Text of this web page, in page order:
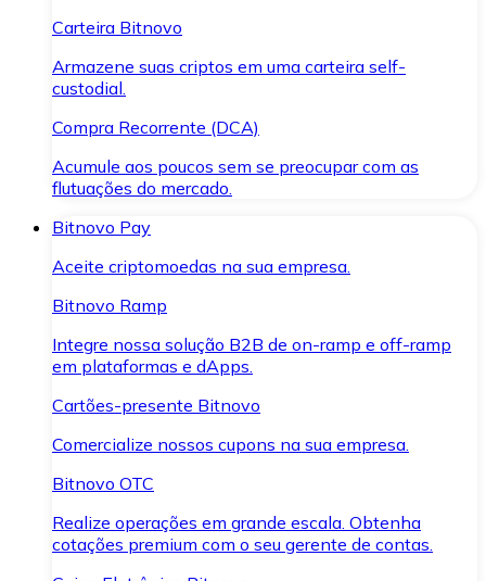
Carteira Bitnovo
Armazene suas criptos em uma carteira self-
custodial.
Compra Recorrente (DCA)
Acumule aos poucos sem se preocupar com as
flutuações do mercado.
Bitnovo Pay
Aceite criptomoedas na sua empresa.
Bitnovo Ramp
Integre nossa solução B2B de on-ramp e off-ramp
em plataformas e dApps.
Cartões-presente Bitnovo
Comercialize nossos cupons na sua empresa.
Bitnovo OTC
Realize operações em grande escala. Obtenha
cotações premium com o seu gerente de contas.